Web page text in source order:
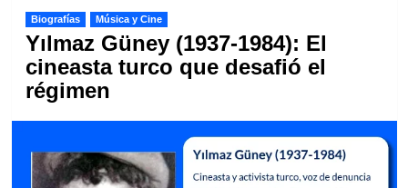
Biografías Música y Cine
Yılmaz Güney (1937-1984): El
cineasta turco que desafió el
régimen